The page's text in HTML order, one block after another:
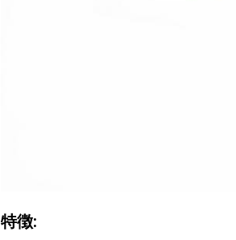
特徴: